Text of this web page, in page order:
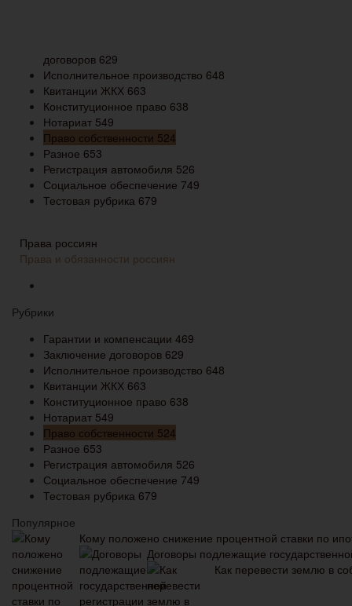
договоров 629
Исполнительное производство 648
Квитанции ЖКХ 663
Конституционное право 638
Нотариат 549
Право собственности 524
Разное 653
Регистрация автомобиля 526
Социальное обеспечение 749
Тестовая рубрика 679
Права россиян
Права и обязанности россиян
Рубрики
Гарантии и компенсации 469
Заключение договоров 629
Исполнительное производство 648
Квитанции ЖКХ 663
Конституционное право 638
Нотариат 549
Право собственности 524
Разное 653
Регистрация автомобиля 526
Социальное обеспечение 749
Тестовая рубрика 679
Популярное
Кому положено снижение процентной ставки по
Договоры подлежащие
Как перевести землю в